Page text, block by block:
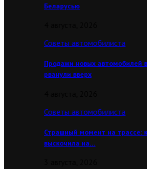
Беларусью
Советы автомобилиста
Продажи новых автомобилей
рванули вверх
Советы автомобилиста
Страшный момент на трассе:
выскочила на…